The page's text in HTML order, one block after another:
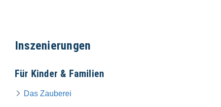
Inszenierungen
Für Kinder & Familien
Das Zauberei